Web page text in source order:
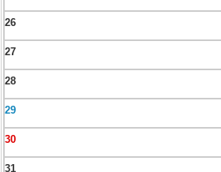
26
27
28
29
30
31